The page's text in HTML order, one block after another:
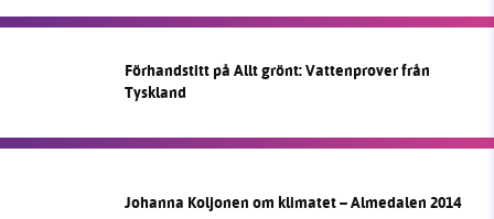
Förhandstitt på Allt grönt: Vattenprover från
Tyskland
Johanna Koljonen om klimatet – Almedalen 2014